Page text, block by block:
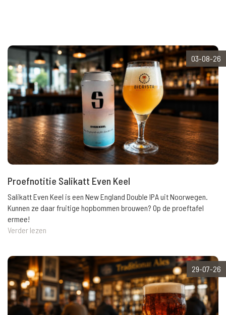
03-08-26
Proefnotitie Salikatt Even Keel
Salikatt Even Keel is een New England Double IPA uit Noorwegen.
Kunnen ze daar fruitige hopbommen brouwen? Op de proeftafel
ermee!
Verder lezen
29-07-26